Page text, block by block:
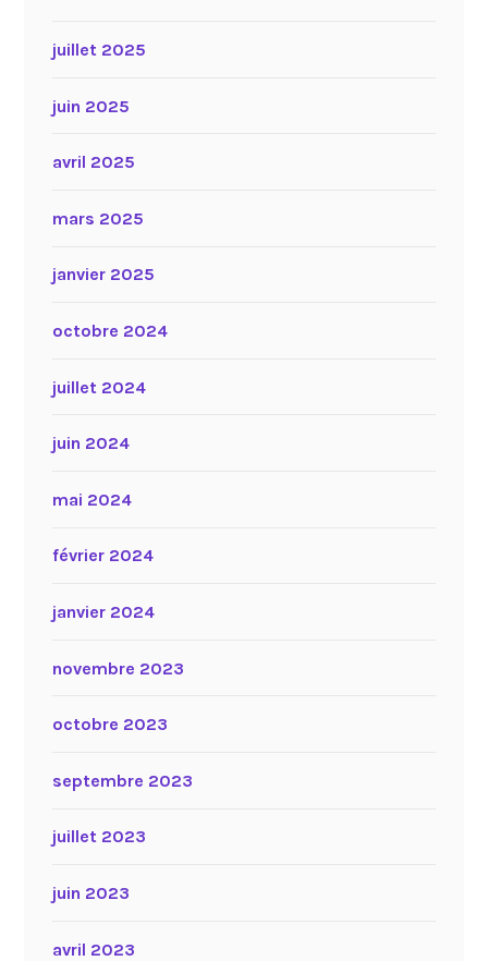
juillet 2025
juin 2025
avril 2025
mars 2025
janvier 2025
octobre 2024
juillet 2024
juin 2024
mai 2024
février 2024
janvier 2024
novembre 2023
octobre 2023
septembre 2023
juillet 2023
juin 2023
avril 2023